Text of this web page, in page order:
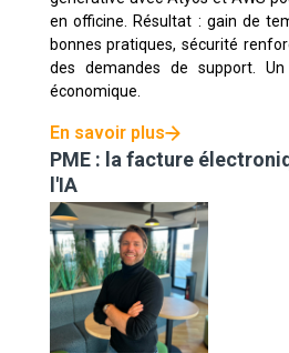
en officine. Résultat : gain de
bonnes pratiques, sécurité
des demandes de support.
économique.
En savoir plus
PME : la facture
l'IA